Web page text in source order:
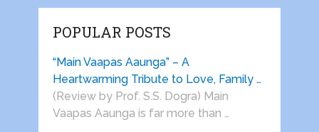
POPULAR POSTS
“Main Vaapas Aaunga” – A
Heartwarming Tribute to Love, Family …
(Review by Prof. S.S. Dogra) Main
Vaapas Aaunga is far more than …